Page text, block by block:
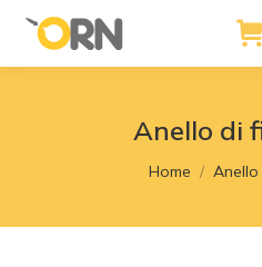
Anello di
You are here:
Home